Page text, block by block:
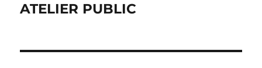
ATELIER PUBLIC